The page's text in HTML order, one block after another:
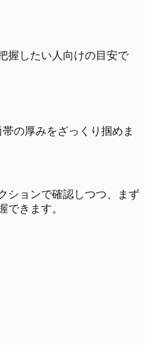
握したい人向けの目安で
の厚みをざっくり掴めま
ションで確認しつつ、まず
できます。